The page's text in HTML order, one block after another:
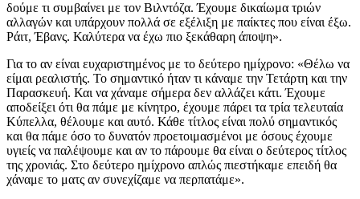
δούμε τι συμβαίνει με τον Βιλντόζα. Έχουμε δικαίωμα τριών
αλλαγών και υπάρχουν πολλά σε εξέλιξη με παίκτες που είναι έξω.
Ράιτ, Έβανς. Καλύτερα να έχω πιο ξεκάθαρη άποψη».
Για το αν είναι ευχαριστημένος με το δεύτερο ημίχρονο: «Θέλω να
είμαι ρεαλιστής. Το σημαντικό ήταν τι κάναμε την Τετάρτη και την
Παρασκευή. Και να χάναμε σήμερα δεν αλλάζει κάτι. Έχουμε
αποδείξει ότι θα πάμε με κίνητρο, έχουμε πάρει τα τρία τελευταία
Κύπελλα, θέλουμε και αυτό. Κάθε τίτλος είναι πολύ σημαντικός
και θα πάμε όσο το δυνατόν προετοιμασμένοι με όσους έχουμε
υγιείς να παλέψουμε και αν το πάρουμε θα είναι ο δεύτερος τίτλος
της χρονιάς. Στο δεύτερο ημίχρονο απλώς πιεστήκαμε επειδή θα
χάναμε το ματς αν συνεχίζαμε να περπατάμε».